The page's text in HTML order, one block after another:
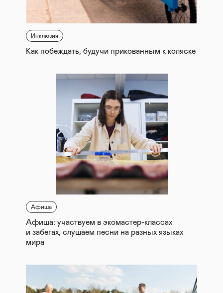
Инклюзия
Как побеждать, будучи прикованным к коляске
Афиша
Афиша: участвуем в экомастер-классах
и забегах, слушаем песни на разных языках
мира